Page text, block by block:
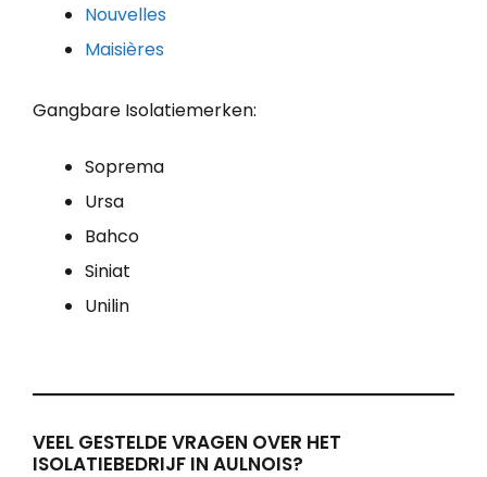
Nouvelles
Maisières
Gangbare Isolatiemerken:
Soprema
Ursa
Bahco
Siniat
Unilin
VEEL GESTELDE VRAGEN OVER HET
ISOLATIEBEDRIJF IN AULNOIS?